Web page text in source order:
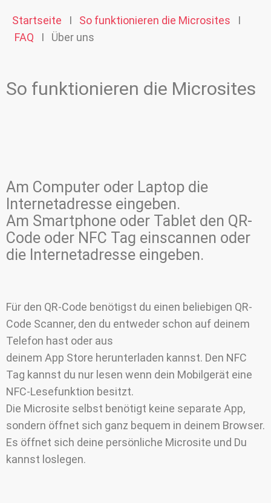
Startseite I So funktionieren die Microsites I
FAQ I Über uns
So funktionieren die Microsites
Am Computer oder Laptop die
Internetadresse eingeben.
Am Smartphone oder Tablet den QR-
Code oder NFC Tag einscannen oder
die Internetadresse eingeben.
Für den QR-Code benötigst du einen beliebigen QR-
Code Scanner, den du entweder schon auf deinem
Telefon hast oder aus
deinem App Store herunterladen kannst. Den NFC
Tag kannst du nur lesen wenn dein Mobilgerät eine
NFC-Lesefunktion besitzt.
Die Microsite selbst benötigt keine separate App,
sondern öffnet sich ganz bequem in deinem Browser.
Es öffnet sich deine persönliche Microsite und Du
kannst loslegen.